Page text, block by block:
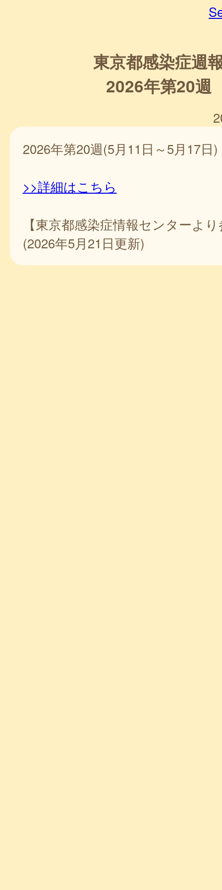
東京都感染症週
2026年第20週
2026年第20週(5月11日～5月17日)
>>詳細はこちら
【東京都感染症情報センターよ
(2026年5月21日更新)